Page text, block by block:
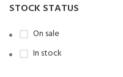
STOCK STATUS
On sale
In stock